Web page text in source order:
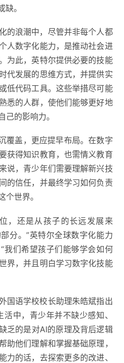
。
的浪潮中，尽管并非每个人都
人数字化能力，是推动社会进
为此，英特尔提供必要的技能
代发展的思维方式，并提供实
低代码工具。这些举措尽可能
悉的人群，使他们能够更好地
己的影响力。
覆盖，更应提早布局。在数字
获得知识教育，也需情义教育
说，青少年们需要理解新兴技
的信任，并最终学习如何负责
个世界。
，还是从孩子的长远发展来
分。”英特尔全球数字化能力
我们希望孩子们能够学会如何
界，并且明白学习数字化技能
国语学校校长助理朱皓斌指出
中，青少年并不缺少感知、
乏的是对AI的原理及背后逻辑
助他们理解和掌握基础原理，
力的话，去探索更多的改进、